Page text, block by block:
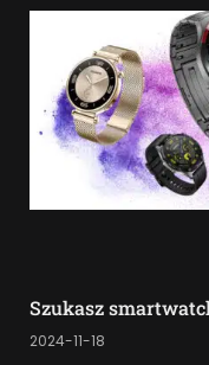
Szukasz
2024-11-18